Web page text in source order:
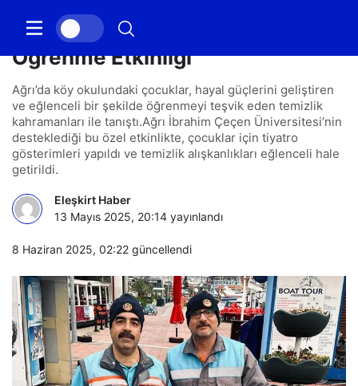
Temizlik Kahramanları: Ağrı’da
Öğrenme Etkinliği
Ağrı’da köy okulundaki çocuklar, hayal güçlerini geliştiren
ve eğlenceli bir şekilde öğrenmeyi teşvik eden temizlik
kahramanları ile tanıştı.Ağrı İbrahim Çeçen Üniversitesi’nin
desteklediği bu özel etkinlikte, çocuklar için tiyatro
gösterimleri yapıldı ve temizlik alışkanlıkları eğlenceli hale
getirildi.
Eleşkirt Haber
13 Mayıs 2025, 20:14 yayınlandı
8 Haziran 2025, 02:22 güncellendi